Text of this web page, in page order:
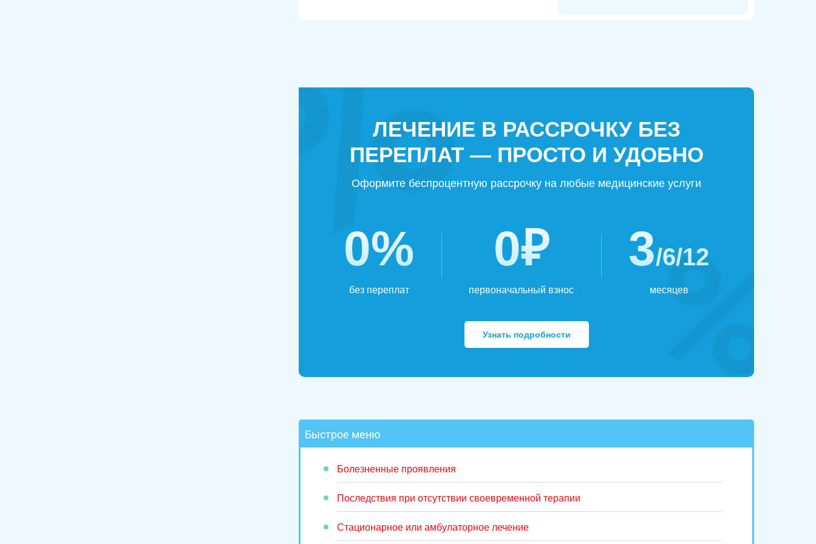
ЛЕЧЕНИЕ В РАССРОЧКУ БЕЗ
ПЕРЕПЛАТ — ПРОСТО И УДОБНО
Оформите беспроцентную рассрочку на любые медицинские услуги
0%
без переплат
0₽
первоначальный взнос
3/6/12
месяцев
Узнать подробности
Быстрое меню
Болезненные проявления
Последствия при отсутствии своевременной терапии
Стационарное или амбулаторное лечение